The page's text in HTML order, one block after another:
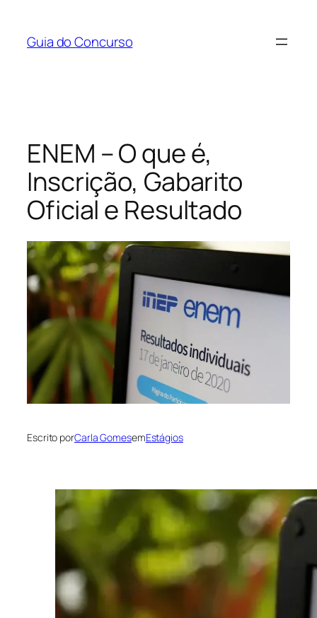
Guia do Concurso
ENEM – O que é,
Inscrição, Gabarito
Oficial e Resultado
Escrito porCarla GomesemEstágios